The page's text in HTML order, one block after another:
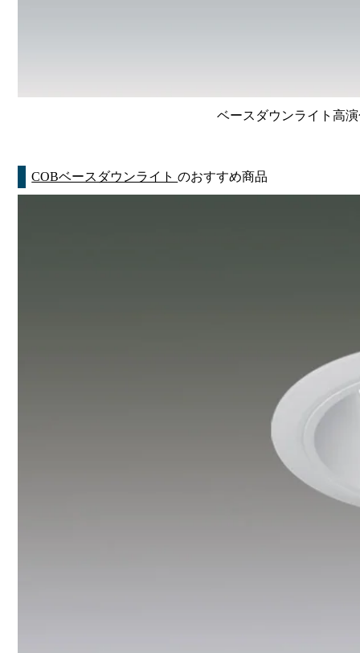
ベースダウンライト高
COBベースダウンライトのおすすめ商品